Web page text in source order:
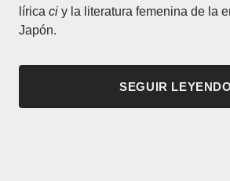
lírica ci y la literatura femenina de la
Japón.
SEGUIR LEYENDO